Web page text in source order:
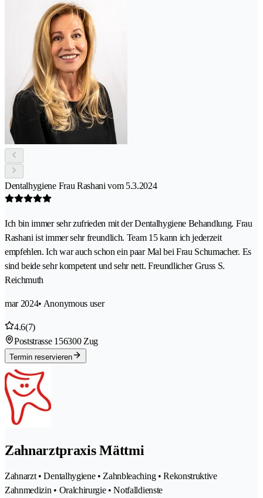
Dentalhygiene Frau Rashani vom 5.3.2024
Ich bin immer sehr zufrieden mit der Dentalhygiene Behandlung. Frau
Rashani ist immer sehr freundlich. Team 15 kann ich jederzeit
empfehlen. Ich war auch schon ein paar Mal bei Frau Schumacher. Es
sind beide sehr kompetent und sehr nett. Freundlicher Gruss S.
Reichmuth
mar 2024• Anonymous user
4.6(7)
Poststrasse 156300 Zug
Termin reservieren
Zahnarztpraxis Mättmi
Zahnarzt • Dentalhygiene • Zahnbleaching • Rekonstruktive
Zahnmedizin • Oralchirurgie • Notfalldienste